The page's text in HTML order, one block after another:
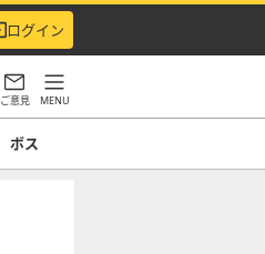
ログイン
ご意見 MENU
ボス